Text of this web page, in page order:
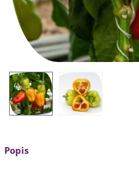
Semínkové bomby -
box na vajíčka -...
192 Kč
Popis